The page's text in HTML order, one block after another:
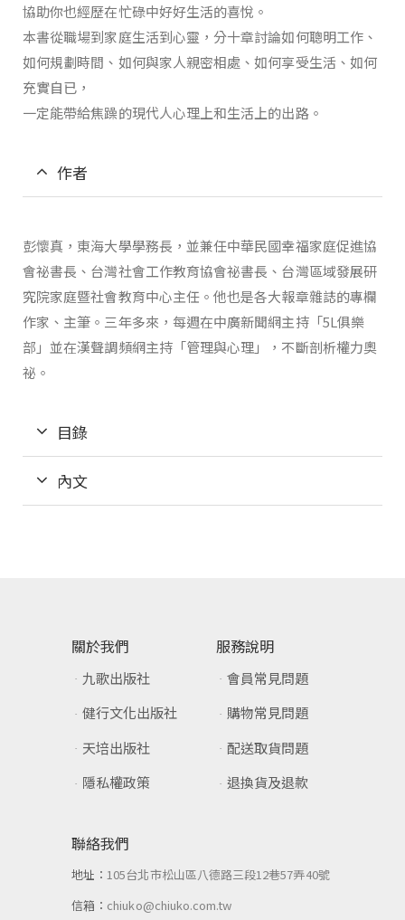
協助你也經歷在忙碌中好好生活的喜悅。
本書從職場到家庭生活到心靈，分十章討論如何聰明工作、
如何規劃時間、如何與家人親密相處、如何享受生活、如何
充實自已，
一定能帶給焦躁的現代人心理上和生活上的出路。
作者
彭懷真，東海大學學務長，並兼任中華民國幸福家庭促進協
會祕書長、台灣社會工作教育協會祕書長、台灣區域發展研
究院家庭暨社會教育中心主任。他也是各大報章雜誌的專欄
作家、主筆。三年多來，每週在中廣新聞網主持「5L俱樂
部」並在漢聲調頻網主持「管理與心理」，不斷剖析權力奧
祕。
目錄
內文
關於我們
九歌出版社
健行文化出版社
天培出版社
隱私權政策
服務說明
會員常見問題
購物常見問題
配送取貨問題
退換貨及退款
聯絡我們
地址： 105台北市松山區八德路三段12巷57弄40號
信箱： chiuko@chiuko.com.tw